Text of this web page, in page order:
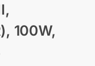
100W,